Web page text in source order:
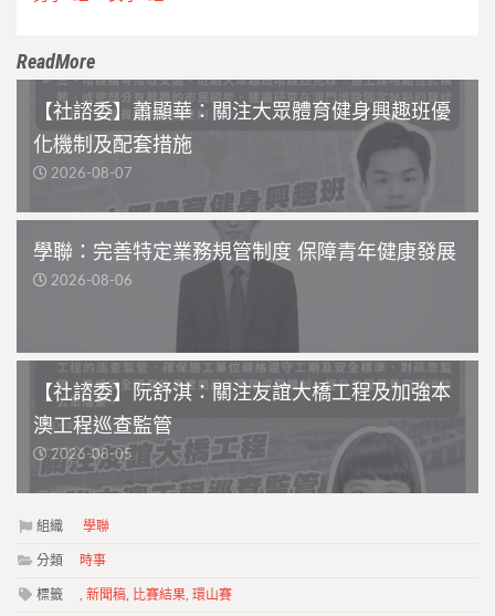
ReadMore
【社諮委】蕭顯華：關注大眾體育健身興趣班優
化機制及配套措施
2026-08-07
學聯：完善特定業務規管制度 保障青年健康發展
2026-08-06
【社諮委】阮舒淇：關注友誼大橋工程及加強本
澳工程巡查監管
2026-08-05
組織 學聯
分類 時事
標籤 , 新聞稿, 比賽結果, 環山賽